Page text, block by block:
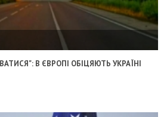
В ЄВРОПІ ОБІЦЯЮТЬ УКРАЇНІ